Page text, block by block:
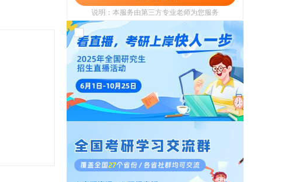
说明：本服务由第三方专业老师为您服务
我已阅读并同意 《用户政策》
《用户服务
使用协议》